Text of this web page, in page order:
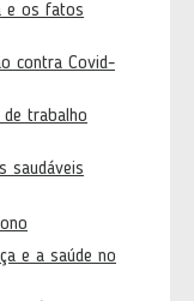
e os fatos
contra Covid-
trabalho
saudáveis
e a saúde no